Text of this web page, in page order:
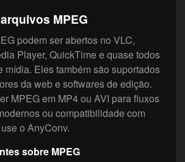
MPEG
podem ser abertos no VLC,
Player, QuickTime e quase todos
mídia. Eles também são suportados
da web e softwares de edição.
MPEG em MP4 ou AVI para fluxos
ou compatibilidade com
o AnyConv.
sobre MPEG